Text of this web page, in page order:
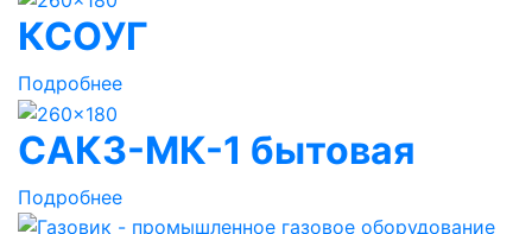
КСОУГ
Подробнее
САКЗ-МК-1 бытовая
Подробнее